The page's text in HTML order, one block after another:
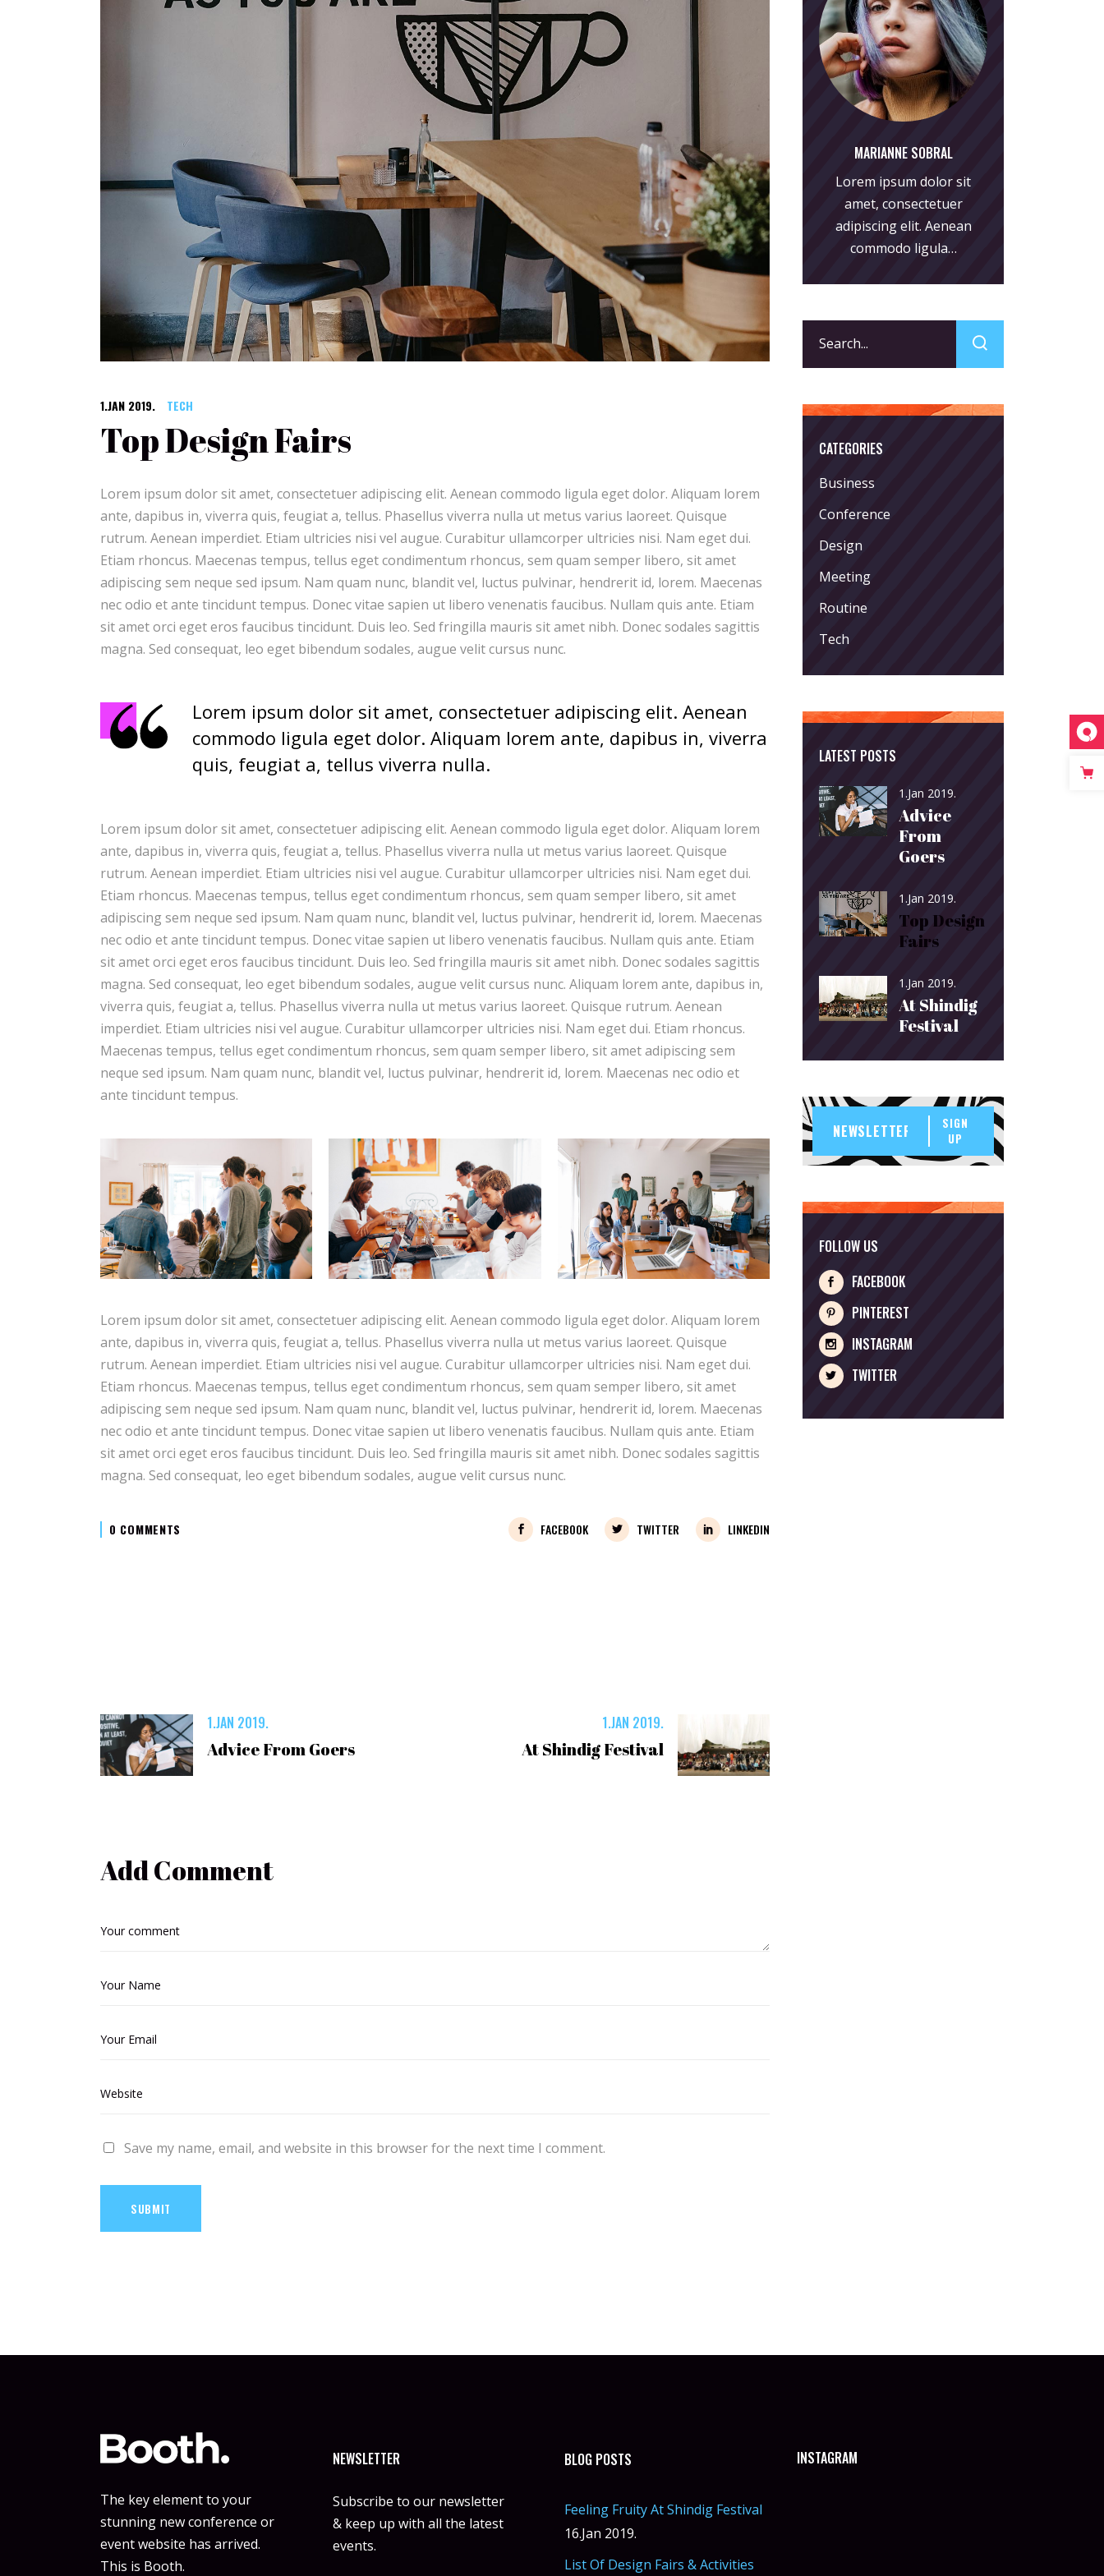
1.JAN 2019. TECH
Top Design Fairs
Lorem ipsum dolor sit amet, consectetuer adipiscing elit. Aenean commodo ligula eget dolor. Aliquam lorem
ante, dapibus in, viverra quis, feugiat a, tellus. Phasellus viverra nulla ut metus varius laoreet. Quisque
rutrum. Aenean imperdiet. Etiam ultricies nisi vel augue. Curabitur ullamcorper ultricies nisi. Nam eget dui.
Etiam rhoncus. Maecenas tempus, tellus eget condimentum rhoncus, sem quam semper libero, sit amet
adipiscing sem neque sed ipsum. Nam quam nunc, blandit vel, luctus pulvinar, hendrerit id, lorem. Maecenas
nec odio et ante tincidunt tempus. Donec vitae sapien ut libero venenatis faucibus. Nullam quis ante. Etiam
sit amet orci eget eros faucibus tincidunt. Duis leo. Sed fringilla mauris sit amet nibh. Donec sodales sagittis
magna. Sed consequat, leo eget bibendum sodales, augue velit cursus nunc.
Lorem ipsum dolor sit amet, consectetuer adipiscing elit. Aenean
commodo ligula eget dolor. Aliquam lorem ante, dapibus in, viverra
quis, feugiat a, tellus viverra nulla.
Lorem ipsum dolor sit amet, consectetuer adipiscing elit. Aenean commodo ligula eget dolor. Aliquam lorem
ante, dapibus in, viverra quis, feugiat a, tellus. Phasellus viverra nulla ut metus varius laoreet. Quisque
rutrum. Aenean imperdiet. Etiam ultricies nisi vel augue. Curabitur ullamcorper ultricies nisi. Nam eget dui.
Etiam rhoncus. Maecenas tempus, tellus eget condimentum rhoncus, sem quam semper libero, sit amet
adipiscing sem neque sed ipsum. Nam quam nunc, blandit vel, luctus pulvinar, hendrerit id, lorem. Maecenas
nec odio et ante tincidunt tempus. Donec vitae sapien ut libero venenatis faucibus. Nullam quis ante. Etiam
sit amet orci eget eros faucibus tincidunt. Duis leo. Sed fringilla mauris sit amet nibh. Donec sodales sagittis
magna. Sed consequat, leo eget bibendum sodales, augue velit cursus nunc. Aliquam lorem ante, dapibus in,
viverra quis, feugiat a, tellus. Phasellus viverra nulla ut metus varius laoreet. Quisque rutrum. Aenean
imperdiet. Etiam ultricies nisi vel augue. Curabitur ullamcorper ultricies nisi. Nam eget dui. Etiam rhoncus.
Maecenas tempus, tellus eget condimentum rhoncus, sem quam semper libero, sit amet adipiscing sem
neque sed ipsum. Nam quam nunc, blandit vel, luctus pulvinar, hendrerit id, lorem. Maecenas nec odio et
ante tincidunt tempus.
Lorem ipsum dolor sit amet, consectetuer adipiscing elit. Aenean commodo ligula eget dolor. Aliquam lorem
ante, dapibus in, viverra quis, feugiat a, tellus. Phasellus viverra nulla ut metus varius laoreet. Quisque
rutrum. Aenean imperdiet. Etiam ultricies nisi vel augue. Curabitur ullamcorper ultricies nisi. Nam eget dui.
Etiam rhoncus. Maecenas tempus, tellus eget condimentum rhoncus, sem quam semper libero, sit amet
adipiscing sem neque sed ipsum. Nam quam nunc, blandit vel, luctus pulvinar, hendrerit id, lorem. Maecenas
nec odio et ante tincidunt tempus. Donec vitae sapien ut libero venenatis faucibus. Nullam quis ante. Etiam
sit amet orci eget eros faucibus tincidunt. Duis leo. Sed fringilla mauris sit amet nibh. Donec sodales sagittis
magna. Sed consequat, leo eget bibendum sodales, augue velit cursus nunc.
0 COMMENTS FACEBOOK TWITTER LINKEDIN
1.JAN 2019.
Advice From Goers
1.JAN 2019.
At Shindig Festival
Add Comment
Save my name, email, and website in this browser for the next time I comment.
SUBMIT
MARIANNE SOBRAL
Lorem ipsum dolor sit
amet, consectetuer
adipiscing elit. Aenean
commodo ligula…
for:
CATEGORIES
Business
Conference
Design
Meeting
Routine
Tech
LATEST POSTS
1.Jan 2019.
Advice
From
Goers
1.Jan 2019.
Top Design
Fairs
1.Jan 2019.
At Shindig
Festival
SIGN
UP
FOLLOW US
FACEBOOK
PINTEREST
INSTAGRAM
TWITTER
The key element to your
stunning new conference or
event website has arrived.
This is Booth.
NEWSLETTER
Subscribe to our newsletter
& keep up with all the latest
events.
BLOG POSTS
Feeling Fruity At Shindig Festival
16.Jan 2019.
List Of Design Fairs & Activities
INSTAGRAM